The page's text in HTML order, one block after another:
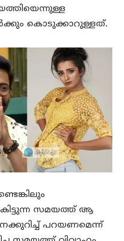
കൊടുക്കാറുള്ളത്.
കിട്ടുന്ന സമയത്ത് ആ
പറയണമെന്ന്